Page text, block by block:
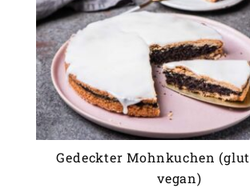
Gedeckter Mohnkuchen
vegan)